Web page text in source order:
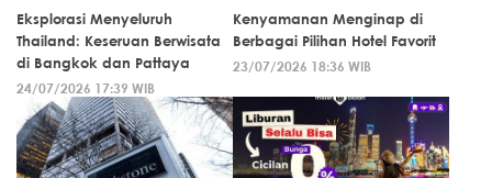
Eksplorasi Menyeluruh
Thailand: Keseruan Berwisata
di Bangkok dan Pattaya
24/07/2026 17:39 WIB
Kenyamanan Menginap di
Berbagai Pilihan Hotel Favorit
23/07/2026 18:36 WIB